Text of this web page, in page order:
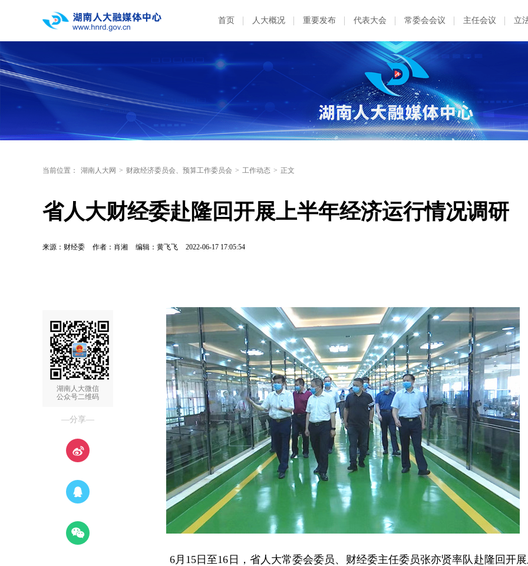
首页 人大概况 重要发布 代表大会 常委会会议 主任会议 立
当前位置： 湖南人大网 > 财政经济委员会、预算工作委员会 > 工作动态 > 正文
省人大财经委赴隆回开展上半年经济运行情况调研
来源：财经委 作者：肖湘 编辑：黄飞飞 2022-06-17 17:05:54
湖南人大微信
公众号二维码
—分享—
6月15日至16日，省人大常委会委员、财经委主任委员张亦贤率队赴隆回开